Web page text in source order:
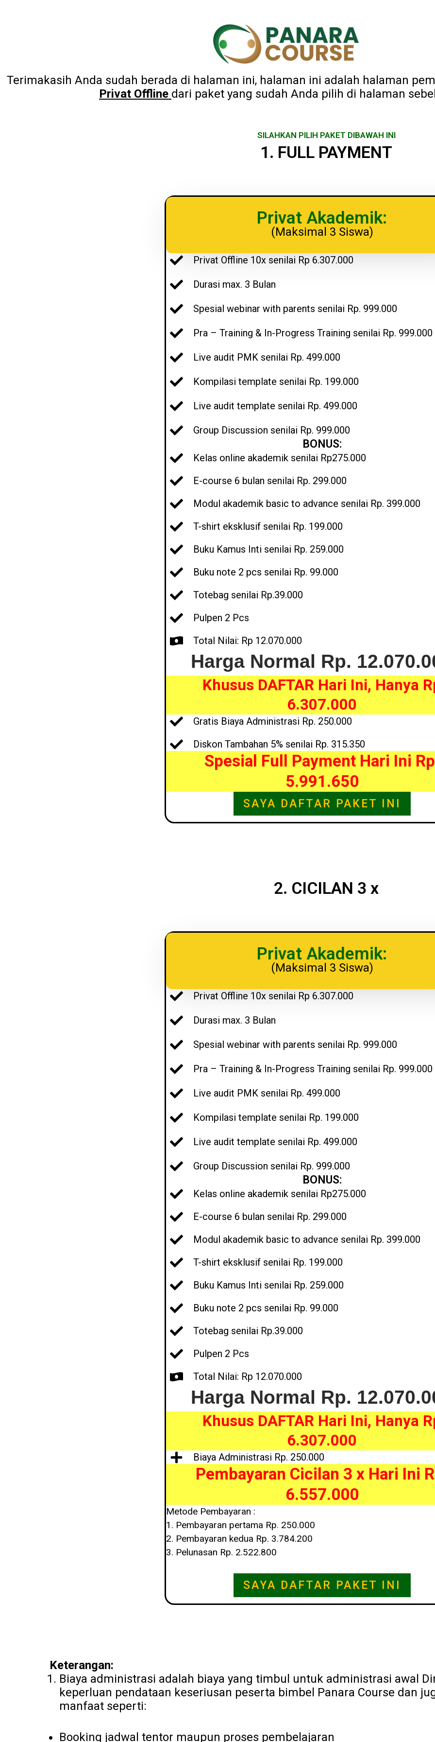
Terimakasih Anda sudah berada di halaman ini, halaman ini adalah halaman
Privat Offline dari paket yang sudah Anda pilih di halaman
SILAHKAN PILIH PAKET DIBAWAH INI
1. FULL PAYMENT
Privat Akademik:
(Maksimal 3 Siswa)
Privat Offline 10x senilai Rp 6.307.000
Durasi max. 3 Bulan
Spesial webinar with parents senilai Rp. 999.000
Pra – Training & In-Progress Training senilai Rp. 999.000
Live audit PMK senilai Rp. 499.000
Kompilasi template senilai Rp. 199.000
Live audit template senilai Rp. 499.000
Group Discussion senilai Rp. 999.000
BONUS:
Kelas online akademik senilai Rp275.000
E-course 6 bulan senilai Rp. 299.000
Modul akademik basic to advance senilai Rp. 399.000
T-shirt eksklusif senilai Rp. 199.000
Buku Kamus Inti senilai Rp. 259.000
Buku note 2 pcs senilai Rp. 99.000
Totebag senilai Rp.39.000
Pulpen 2 Pcs
Total Nilai: Rp 12.070.000
Harga Normal Rp.
Khusus DAFTAR Hari Ini, Hanya
6.307.000
Gratis Biaya Administrasi Rp. 250.000
Diskon Tambahan 5% senilai Rp. 315.350
Spesial Full Payment Hari Ini
5.991.650
SAYA DAFTAR PAKET INI
2. CICILAN 3 x
Privat Akademik:​
(Maksimal 3 Siswa)
Privat Offline 10x senilai Rp 6.307.000
Durasi max. 3 Bulan
Spesial webinar with parents senilai Rp. 999.000
Pra – Training & In-Progress Training senilai Rp. 999.000
Live audit PMK senilai Rp. 499.000
Kompilasi template senilai Rp. 199.000
Live audit template senilai Rp. 499.000
Group Discussion senilai Rp. 999.000
BONUS:
Kelas online akademik senilai Rp275.000
E-course 6 bulan senilai Rp. 299.000
Modul akademik basic to advance senilai Rp. 399.000
T-shirt eksklusif senilai Rp. 199.000
Buku Kamus Inti senilai Rp. 259.000
Buku note 2 pcs senilai Rp. 99.000
Totebag senilai Rp.39.000
Pulpen 2 Pcs
Total Nilai: Rp 12.070.000
Harga Normal Rp.
Khusus DAFTAR Hari Ini, Hanya
6.307.000
Biaya Administrasi Rp. 250.000
Pembayaran Cicilan 3 x Hari Ini
6.557.000
Metode Pembayaran :
Pembayaran pertama Rp. 250.000
Pembayaran kedua Rp. 3.784.200
Pelunasan Rp. 2.522.800
SAYA DAFTAR PAKET INI
Keterangan:
Biaya administrasi adalah biaya yang timbul untuk administrasi awal
keperluan pendataan keseriusan peserta bimbel Panara Course dan
manfaat seperti:
Booking jadwal tentor maupun proses pembelajaran